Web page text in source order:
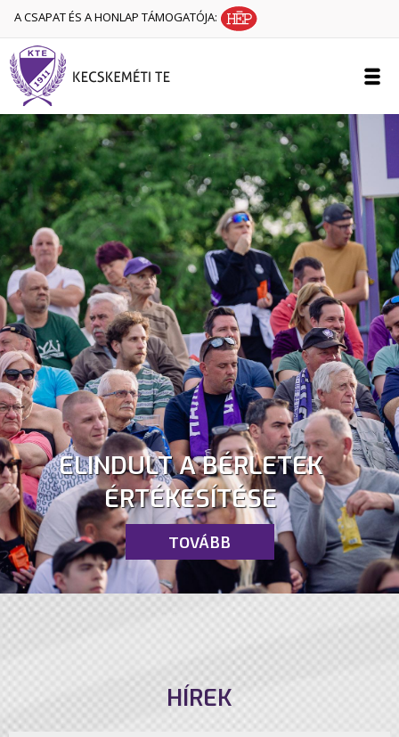
A CSAPAT ÉS A HONLAP TÁMOGATÓJA:
ELINDULT A BÉRLETEK
ÉRTÉKESÍTÉSE
TOVÁBB
HÍREK